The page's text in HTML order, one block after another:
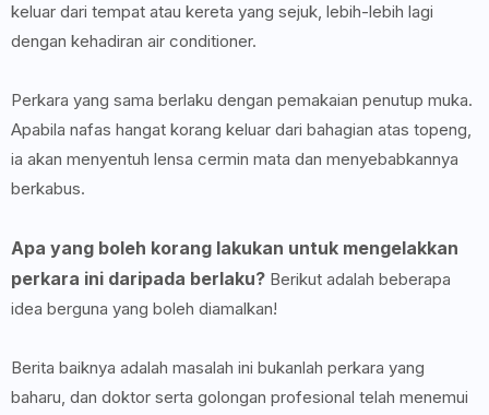
keluar dari tempat atau kereta yang sejuk, lebih-lebih lagi
dengan kehadiran air conditioner.
Perkara yang sama berlaku dengan pemakaian penutup muka.
Apabila nafas hangat korang keluar dari bahagian atas topeng,
ia akan menyentuh lensa cermin mata dan menyebabkannya
berkabus.
Apa yang boleh korang lakukan untuk mengelakkan
perkara ini daripada berlaku? Berikut adalah beberapa
idea berguna yang boleh diamalkan!
Berita baiknya adalah masalah ini bukanlah perkara yang
baharu, dan doktor serta golongan profesional telah menemui